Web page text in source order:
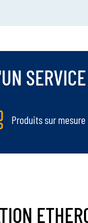
Produits sur mesure